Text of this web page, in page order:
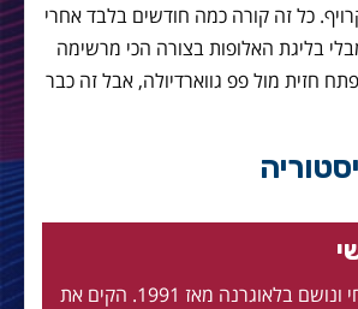
כל זה קורה כמה חודשים בלבד אחרי
בליגת האלופות בצורה הכי מרשימה
חזית מול פפ גווארדיולה, אבל זה כבר
חי ונושם בלאוגרנה מאז 1991. הקים את